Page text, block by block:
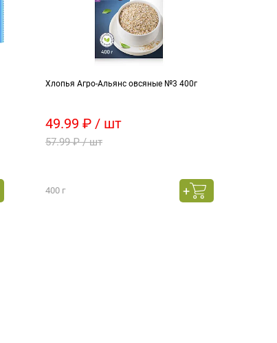
Хлопья Агро-Альянс овсяные №3 400г
49.99 ₽ / шт
57.99 ₽ / шт
400 г